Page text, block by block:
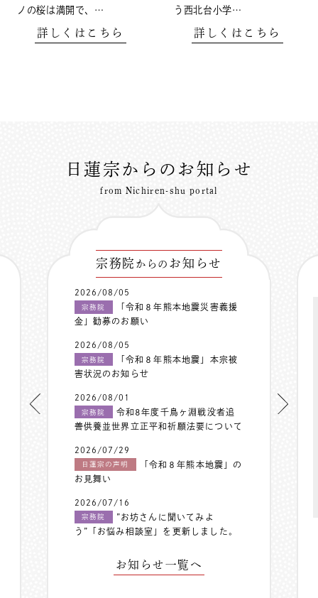
ノの桜は満開で、…
詳しくはこちら
う西北台小学…
詳しくはこちら
日蓮宗からのお知らせ
from Nichiren-shu portal
宗務院 からの お知らせ
2026/08/05
宗務院
「令和８年熊本地震災害義援
金」勧募のお願い
2026/08/05
宗務院
「令和８年熊本地震」本宗被
害状況のお知らせ
2026/08/01
宗務院
令和8年度千鳥ヶ淵戦没者追
善供養並世界立正平和祈願法要について
2026/07/29
日蓮宗の声明
「令和８年熊本地震」の
お見舞い
2026/07/16
宗務院
”お坊さんに聞いてみよ
う”「お悩み相談室」を更新しました。
お知らせ一覧へ